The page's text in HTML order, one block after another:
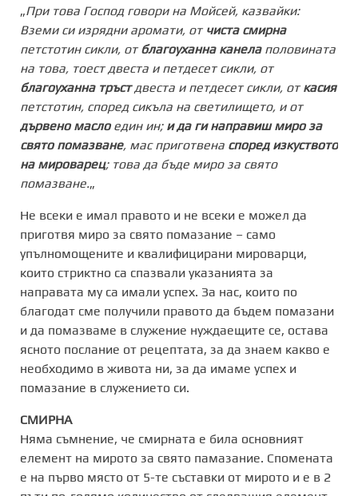
„При това Господ говори на Мойсей, казвайки:
Вземи си изрядни аромати, от чиста смирна
петстотин сикли, отблагоуханна канелаполовината
на това, тоест двеста и петдесет сикли, от
благоуханна тръстдвеста и петдесет сикли, откасия
петстотин, според сикъла на светилището, и от
дървено маслоедин ин; и да ги направиш миро за
свято помазване, мас приготвена според изкуството
на мироварец; това да бъде миро за свято
помазване.„
Не всеки е имал правото и не всеки е можел да
приготвя миро за свято помазание – само
упълномощените и квалифицирани мироварци,
които стриктно са спазвали указанията за
направата му са имали успех. За нас, които по
благодат сме получили правото да бъдем помазани
и да помазваме в служение нуждаещите се, остава
ясното послание от рецептата, за да знаем какво е
необходимо в живота ни, за да имаме успех и
помазание в служението си.
СМИРНА
Няма съмнение, че смирната е била основният
елемент на мирото за свято памазание. Спомената
е на първо място от 5-те съставки от мирото и е в 2